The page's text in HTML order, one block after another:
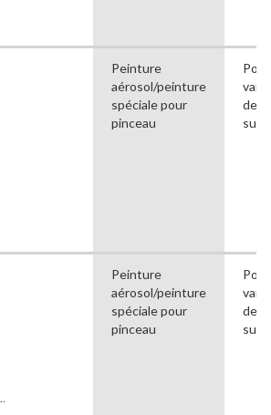
Peinture
aérosol/peinture
spéciale pour
pinceau
de
Peinture
aérosol/peinture
spéciale pour
pinceau
de